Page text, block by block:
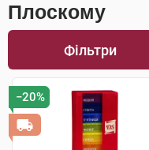
Плоскому
Фільтри
−20%